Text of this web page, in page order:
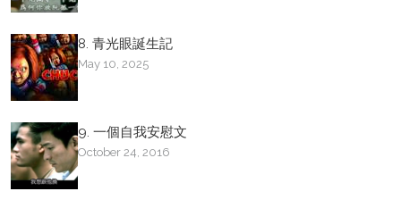
8. 青光眼誕生記
May 10, 2025
9. 一個自我安慰文
October 24, 2016